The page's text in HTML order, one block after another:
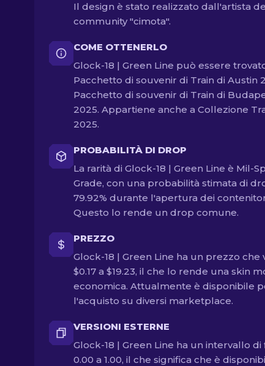
Il design è stato realizzato dall'artista
community "cimota".
COME OTTENERLO
Glock-18 | Green Line può essere
Pacchetto di souvenir di Train di Austin
Pacchetto di souvenir di Train di
2025. Appartiene anche a Collezione
2025.
PROBABILITÀ DI DROP
La rarità di Glock-18 | Green Line è Mil-
Grade, con una probabilità stimata di
79.92% durante l'apertura dei
Questo lo rende un drop comune.
PREZZO
Glock-18 | Green Line ha un prezzo che
$0.17 a $19.23, il che lo rende una skin
economica. Attualmente è disponibile
l'acquisto su diversi marketplace.
VERSIONI ESTERNE
Glock-18 | Green Line ha un intervallo di
0.00 a 1.00, il che significa che è